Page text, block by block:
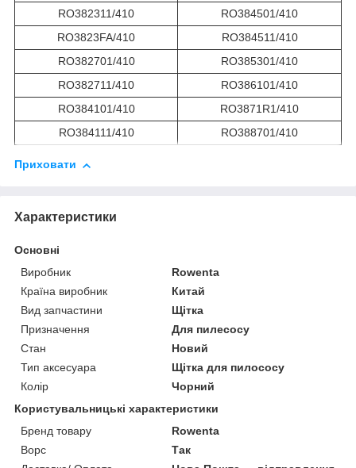
RO382311/410
RO384501/410
RO3823FA/410
RO384511/410
RO382701/410
RO385301/410
RO382711/410
RO386101/410
RO384101/410
RO3871R1/410
RO384111/410
RO388701/410
Приховати
Характеристики
Основні
Виробник
Rowenta
Країна виробник
Китай
Вид запчастини
Щітка
Призначення
Для пилесосу
Стан
Новий
Тип аксесуара
Щітка для пилососу
Колір
Чорний
Користувальницькі характеристики
Бренд товару
Rowenta
Ворс
Так